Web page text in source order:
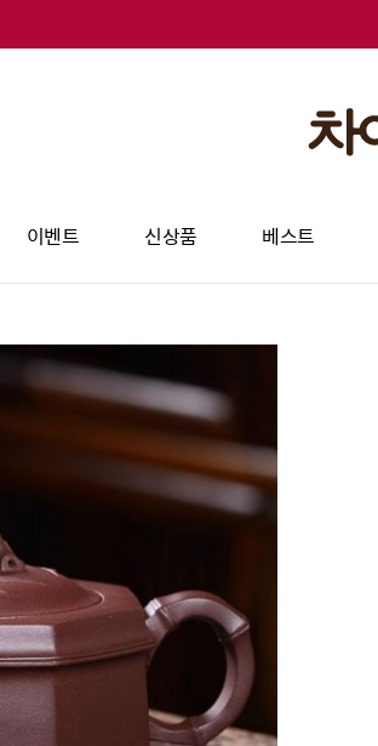
이벤트 신상품 베스트